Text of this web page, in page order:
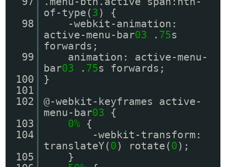
of-type(3) {
98
-webkit-animation:
active-menu-bar03 . 75s
forwards;
99
animation: active-menu-
bar03 . 75s forwards;
100
}
101
102
@-webkit-keyframes active-
menu-bar03
{
103
0% {
104
-webkit-transform:
translateY(0) rotate(0);
105
}